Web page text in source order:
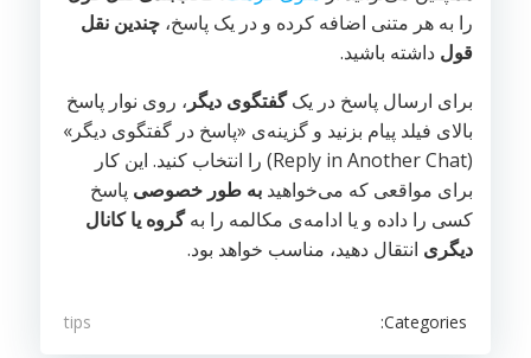
را به هر متنی اضافه کرده و در یک پاسخ، چندین نقل
قول داشته باشید.
برای ارسال پاسخ در یکگفتگوی دیگر ، روی نوار پاسخ
بالای فیلد پیام بزنید و گزینه‌ی «پاسخ در گفتگوی دیگر»
(Reply in Another Chat) را انتخاب کنید. این کار
برای مواقعی که می‌خواهید به طور خصوصی پاسخ
کسی را داده و یا ادامه‌ی مکالمه را بهگروه یا کانال
دیگری انتقال دهید، مناسب خواهد بود.
Categories:
tips